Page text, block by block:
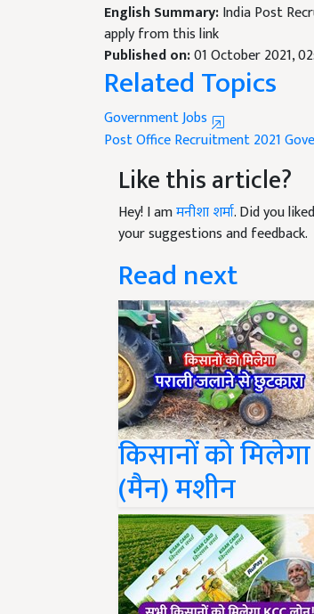
apply from this link
Published on:01 October 2021,
Related Topics
Government Jobs
Post Office Recruitment 2021
Like this article?
Hey! I amमनीशा शर्मा . Did you
your suggestions and feedback.
Read next
किसानों को
(मैन) मशीन